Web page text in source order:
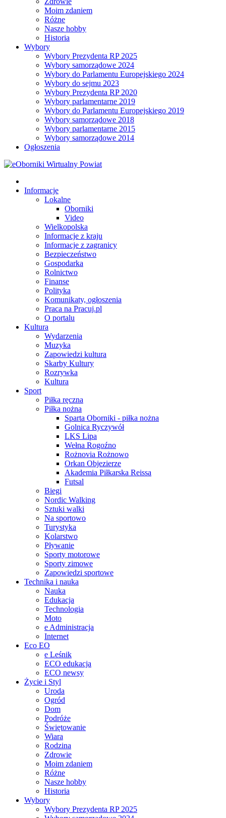
Moim zdaniem
Różne
Nasze hobby
Historia
Wybory
Wybory Prezydenta RP 2025
Wybory samorządowe 2024
Wybory do Parlamentu Europejskiego 2024
Wybory do sejmu 2023
Wybory Prezydenta RP 2020
Wybory parlamentarne 2019
Wybory do Parlamentu Europejskiego 2019
Wybory samorządowe 2018
Wybory parlamentarne 2015
Wybory samorządowe 2014
Ogłoszenia
Informacje
Lokalne
Oborniki
Video
Wielkopolska
Informacje z kraju
Informacje z zagranicy
Bezpieczeństwo
Gospodarka
Rolnictwo
Finanse
Polityka
Komunikaty, ogłoszenia
Praca na Pracuj.pl
O portalu
Kultura
Wydarzenia
Muzyka
Zapowiedzi kultura
Skarby Kultury
Rozrywka
Kultura
Sport
Piłka ręczna
Piłka nożna
Sparta Oborniki - piłka nożna
Golnica Ryczywół
LKS Lipa
Wełna Rogoźno
Rożnovia Rożnowo
Orkan Objezierze
Akademia Piłkarska Reissa
Futsal
Biegi
Nordic Walking
Sztuki walki
Na sportowo
Turystyka
Kolarstwo
Pływanie
Sporty motorowe
Sporty zimowe
Zapowiedzi sportowe
Technika i nauka
Nauka
Edukacja
Technologia
Moto
e Administracja
Internet
Eco EO
e Leśnik
ECO edukacja
ECO newsy
Życie i Styl
Uroda
Ogród
Dom
Podróże
Świętowanie
Wiara
Rodzina
Zdrowie
Moim zdaniem
Różne
Nasze hobby
Historia
Wybory
Wybory Prezydenta RP 2025